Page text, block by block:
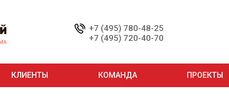
+7 (495) 780-48-25
+7 (495) 720-40-70
КЛИЕНТЫ КОМАНДА ПРОЕКТЫ